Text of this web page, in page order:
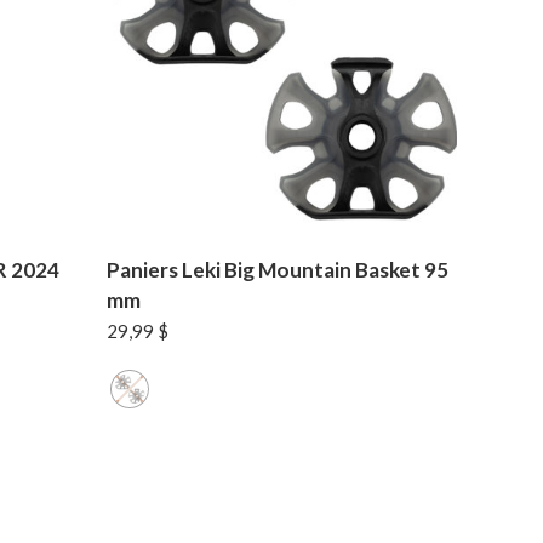
2024
Paniers Leki Big Mountain Basket 95
mm
29,99 $